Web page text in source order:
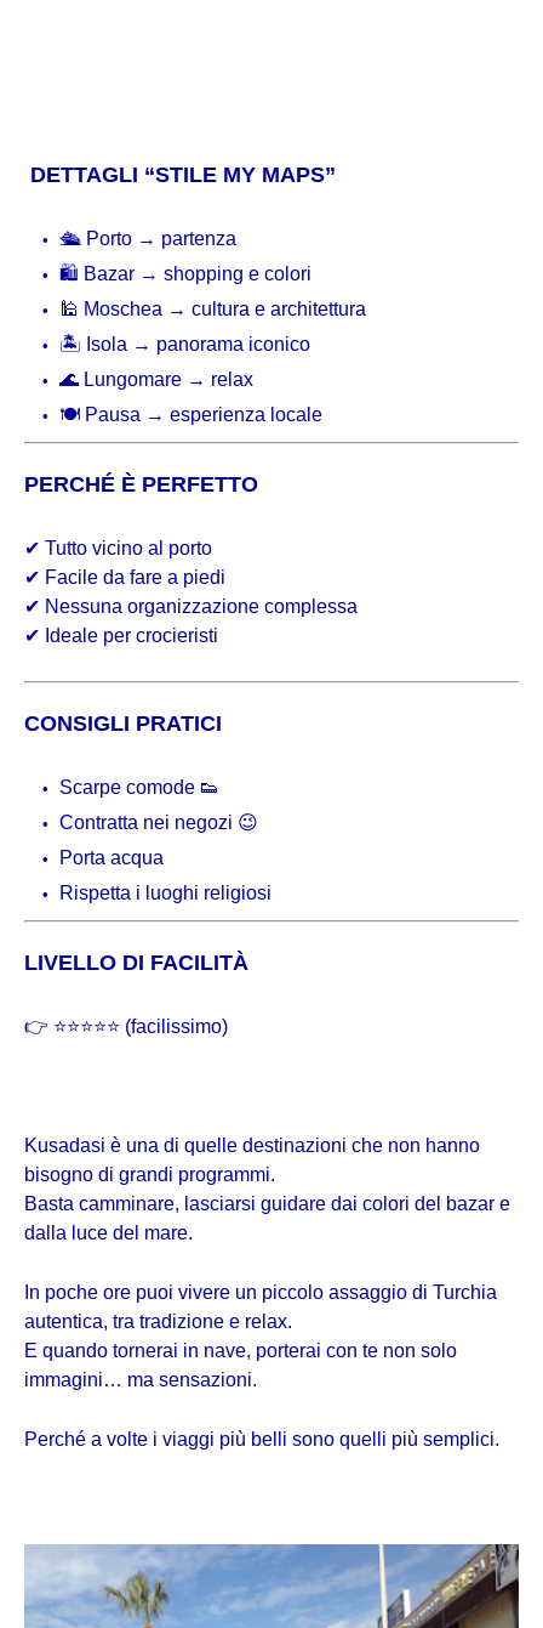
DETTAGLI “STILE MY MAPS”
🛳 Porto → partenza
🛍 Bazar → shopping e colori
🕌 Moschea → cultura e architettura
🏝 Isola → panorama iconico
🌊 Lungomare → relax
🍽 Pausa → esperienza locale
PERCHÉ È PERFETTO
✔ Tutto vicino al porto
✔ Facile da fare a piedi
✔ Nessuna organizzazione complessa
✔ Ideale per crocieristi
CONSIGLI PRATICI
Scarpe comode 👟
Contratta nei negozi 😉
Porta acqua
Rispetta i luoghi religiosi
LIVELLO DI FACILITÀ
👉 ⭐⭐⭐⭐⭐ (facilissimo)
Kusadasi è una di quelle destinazioni che non hanno
bisogno di grandi programmi.
Basta camminare, lasciarsi guidare dai colori del bazar e
dalla luce del mare.
In poche ore puoi vivere un piccolo assaggio di Turchia
autentica, tra tradizione e relax.
E quando tornerai in nave, porterai con te non solo
immagini… ma sensazioni.
Perché a volte i viaggi più belli sono quelli più semplici.